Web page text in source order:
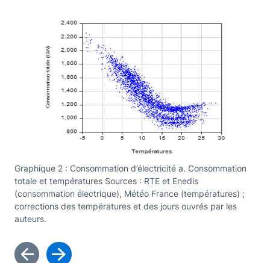
Graphique 2 : Consommation d’électricité a. Consommation
totale et températures Sources : RTE et Enedis
(consommation électrique), Météo France (températures) ;
corrections des températures et des jours ouvrés par les
auteurs.